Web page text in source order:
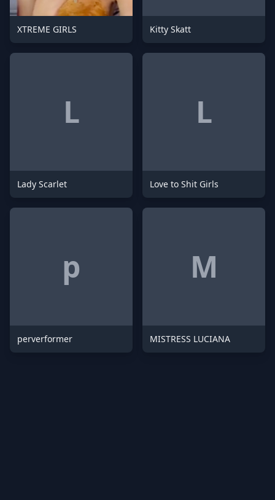
XTREME GIRLS Kitty Skatt
L
Lady Scarlet
L
Love to Shit Girls
p
perverformer
M
MISTRESS LUCIANA